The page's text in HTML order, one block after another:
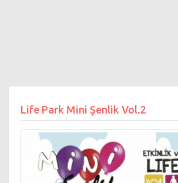
Life Park Mini Şenlik Vol.2